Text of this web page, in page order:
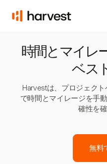
時間とマイレ
ベス
Harvestは、プロジェク
で時間とマイレージを手
確性を
無料